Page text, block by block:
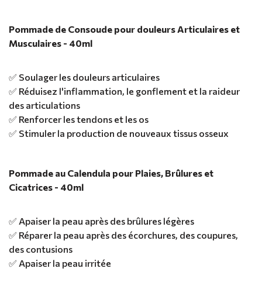
Pommade de Consoude pour douleurs Articulaires et
Musculaires - 40ml
✅ Soulager les douleurs articulaires
✅ Réduisez l'inflammation, le gonflement et la raideur
des articulations
✅ Renforcer les tendons et les os
✅ Stimuler la production de nouveaux tissus osseux
Pommade au Calendula pour Plaies, Brûlures et
Cicatrices - 40ml
✅ Apaiser la peau après des brûlures légères
✅ Réparer la peau après des écorchures, des coupures,
des contusions
✅ Apaiser la peau irritée